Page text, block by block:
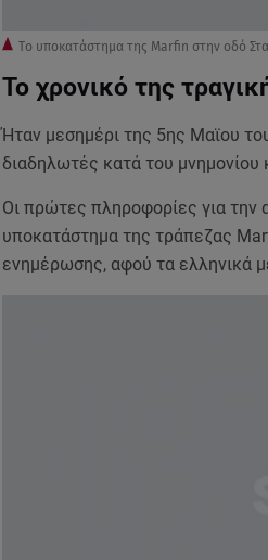
Tο υποκατάστημα της Marfin στην οδό
Το χρονικό της
Ήταν μεσημέρι της 5ης Μαϊου
διαδηλωτές κατά του μνημονίου
Οι πρώτες πληροφορίες για την
υποκατάστημα της τράπεζας
ενημέρωσης, αφού τα ελληνικά